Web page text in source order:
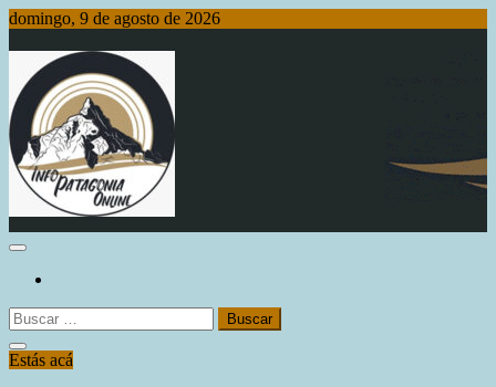
Saltar
contenido
domingo, 9 de agosto de 2026
Info Patagonia Online
Buscar:
Estás acá